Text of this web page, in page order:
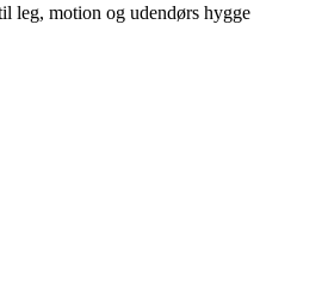
leg, motion og udendørs hygge